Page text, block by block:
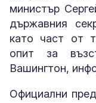
министър
държавния
като част от
опит за
Вашингтон,
Официални